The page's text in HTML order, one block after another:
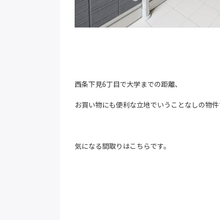
西条下見6丁目で大学までの距離、
お買い物にも便利な立地でいうことなしの物
気になる間取りはこちらです。